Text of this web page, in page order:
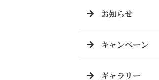
お知らせ
キャンペーン
ギャラリー